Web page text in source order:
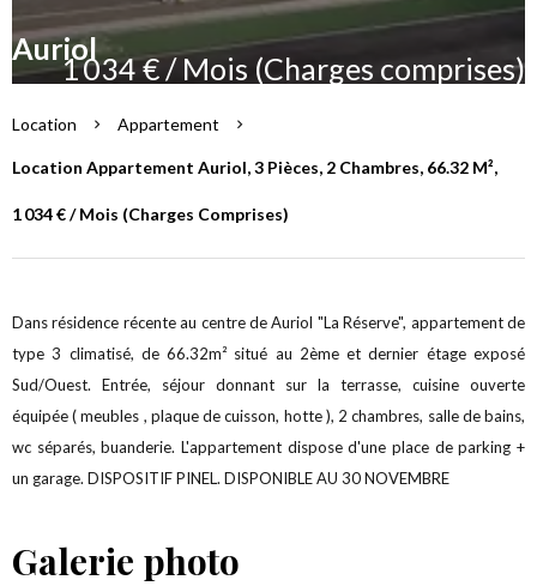
Auriol
1 034 € / Mois (Charges comprises)
Location Appartement
Location Appartement Auriol, 3 Pièces, 2 Chambres, 66.32 M²,
1 034 € / Mois (Charges Comprises)
Dans résidence récente au centre de Auriol "La Réserve", appartement de
type 3 climatisé, de 66.32m² situé au 2ème et dernier étage exposé
Sud/Ouest. Entrée, séjour donnant sur la terrasse, cuisine ouverte
équipée ( meubles , plaque de cuisson, hotte ), 2 chambres, salle de bains,
wc séparés, buanderie. L'appartement dispose d'une place de parking +
un garage. DISPOSITIF PINEL. DISPONIBLE AU 30 NOVEMBRE
Galerie photo